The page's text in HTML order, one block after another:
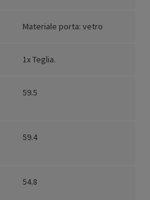
Materiale porta: vetro
1x Teglia.
59.5
59.4
54.8